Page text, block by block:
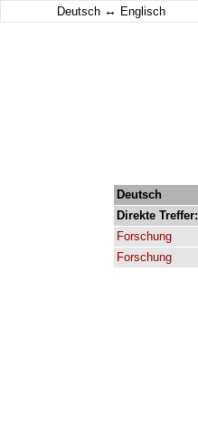
Deutsch ↔ Englisch
Deutsch
Direkte Treffer:
Forschung
Forschung